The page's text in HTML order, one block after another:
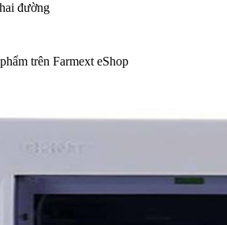
đường
trên Farmext eShop